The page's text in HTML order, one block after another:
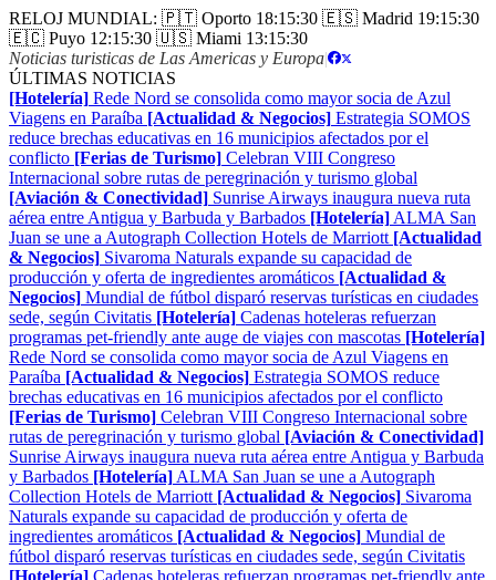
RELOJ MUNDIAL: 🇵🇹 Oporto 18:15:31 🇪🇸 Madrid 19:15:31
🇪🇨 Puyo 12:15:31 🇺🇸 Miami 13:15:31
Noticias turisticas de Las Americas y Europa|
ÚLTIMAS NOTICIAS
[Hotelería] Rede Nord se consolida como mayor socia de Azul
Viagens en Paraíba [Actualidad & Negocios] Estrategia SOMOS
reduce brechas educativas en 16 municipios afectados por el
conflicto [Ferias de Turismo] Celebran VIII Congreso
Internacional sobre rutas de peregrinación y turismo global
[Aviación & Conectividad] Sunrise Airways inaugura nueva ruta
aérea entre Antigua y Barbuda y Barbados [Hotelería] ALMA San
Juan se une a Autograph Collection Hotels de Marriott [Actualidad
& Negocios] Sivaroma Naturals expande su capacidad de
producción y oferta de ingredientes aromáticos [Actualidad &
Negocios] Mundial de fútbol disparó reservas turísticas en ciudades
sede, según Civitatis [Hotelería] Cadenas hoteleras refuerzan
programas pet-friendly ante auge de viajes con mascotas [Hotelería]
Rede Nord se consolida como mayor socia de Azul Viagens en
Paraíba [Actualidad & Negocios] Estrategia SOMOS reduce
brechas educativas en 16 municipios afectados por el conflicto
[Ferias de Turismo] Celebran VIII Congreso Internacional sobre
rutas de peregrinación y turismo global [Aviación & Conectividad]
Sunrise Airways inaugura nueva ruta aérea entre Antigua y Barbuda
y Barbados [Hotelería] ALMA San Juan se une a Autograph
Collection Hotels de Marriott [Actualidad & Negocios] Sivaroma
Naturals expande su capacidad de producción y oferta de
ingredientes aromáticos [Actualidad & Negocios] Mundial de
fútbol disparó reservas turísticas en ciudades sede, según Civitatis
[Hotelería] Cadenas hoteleras refuerzan programas pet-friendly ante